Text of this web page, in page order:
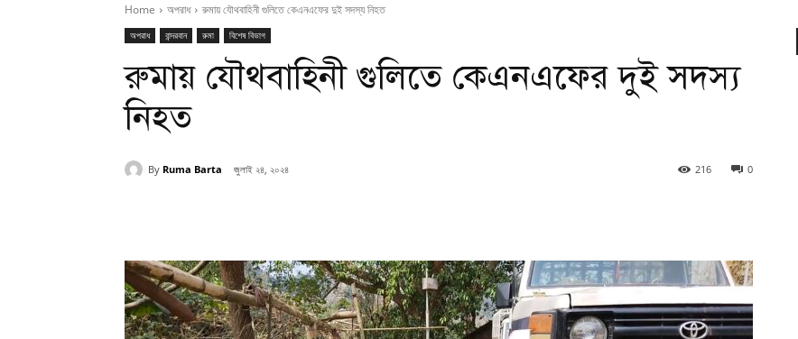
Home অপরাধ রুমায় যৌথবাহিনী গুলিতে কেএনএফের দুই সদস্য নিহত
অপরাধ বান্দরবান রুমা বিশেষ বিভাগ
রুমায় যৌথবাহিনী গুলিতে কেএনএফের দুই সদস্য
নিহত
By Ruma Barta জুলাই ২৪, ২০২৪ 0
216